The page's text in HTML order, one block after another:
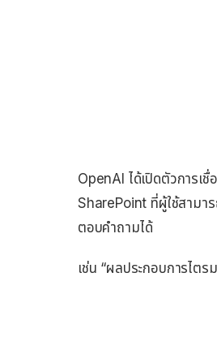
OpenAI ได้เปิดตัวการเ
SharePoint ที่ผู้ใช้สามา
ตอบคำถามได้
เช่น “ผลประกอบการไตร